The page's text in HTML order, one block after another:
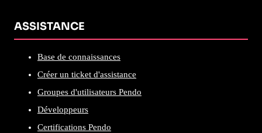
ASSISTANCE
Base de connaissances
Créer un ticket d'assistance
Groupes d'utilisateurs Pendo
Développeurs
Certifications Pendo